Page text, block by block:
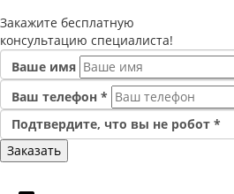
Закажите бесплатную
консультацию специалиста!
Ваше имя
Ваш телефон *
Подтвердите, что вы не робот *